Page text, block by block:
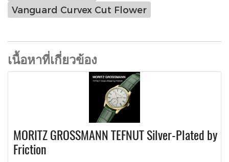
Vanguard Curvex Cut Flower
เนื้อหาที่เกี่ยวข้อง
MORITZ GROSSMANN TEFNUT Silver-Plated by
Friction